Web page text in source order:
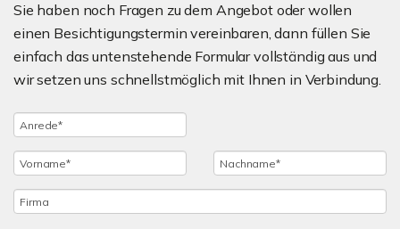
Sie haben noch Fragen zu dem Angebot oder wollen
einen Besichtigungstermin vereinbaren, dann füllen Sie
einfach das untenstehende Formular vollständig aus und
wir setzen uns schnellstmöglich mit Ihnen in Verbindung.